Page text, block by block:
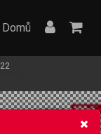
Domů